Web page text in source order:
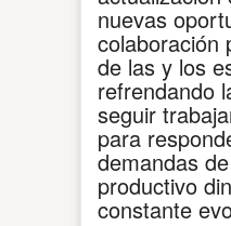
nuevas
colaboración
de las y los
refrendando
seguir
para
demandas
productivo
constante